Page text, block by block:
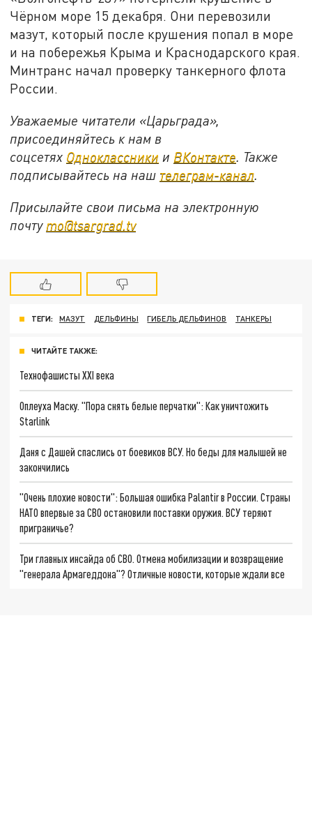
Чёрном море 15 декабря. Они перевозили
мазут, который после крушения попал в море
и на побережья Крыма и Краснодарского края.
Минтранс начал проверку танкерного флота
России.
Уважаемые читатели «Царьграда»,
присоединяйтесь к нам в
соцсетях Одноклассники и ВКонтакте. Также
подписывайтесь на наш телеграм-канал.
Присылайте свои письма на электронную
почту mo@tsargrad.tv
ТЕГИ: МАЗУТ ДЕЛЬФИНЫ ГИБЕЛЬ ДЕЛЬФИНОВ ТАНКЕРЫ
ЧИТАЙТЕ ТАКЖЕ:
Технофашисты XXI века
Оплеуха Маску. "Пора снять белые перчатки": Как уничтожить
Starlink
Даня с Дашей спаслись от боевиков ВСУ. Но беды для малышей не
закончились
"Очень плохие новости": Большая ошибка Palantir в России. Страны
НАТО впервые за СВО остановили поставки оружия. ВСУ теряют
приграничье?
Три главных инсайда об СВО. Отмена мобилизации и возвращение
"генерала Армагеддона"? Отличные новости, которые ждали все